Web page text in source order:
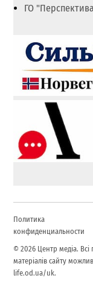
ГО
Политика
конфиденциальности
© 2026 Центр медіа.
матеріалів сайту
life.od.ua/uk.